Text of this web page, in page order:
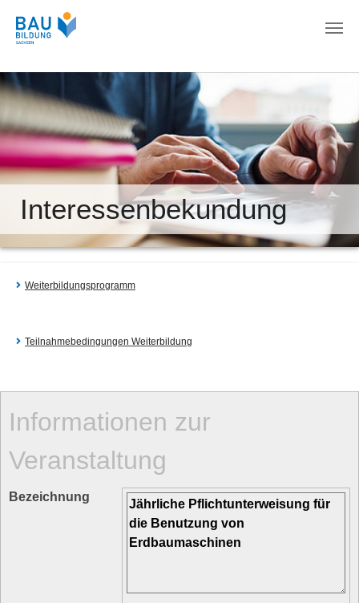
Interessenbekundung
Weiterbildungsprogramm
Teilnahmebedingungen Weiterbildung
Informationen zur
Veranstaltung
Bezeichnung